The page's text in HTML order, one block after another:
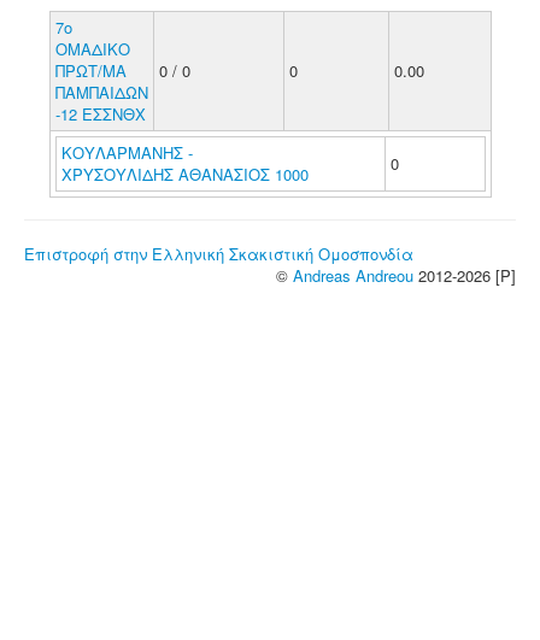
7ο
ΟΜΑΔΙΚΟ
ΠΡΩΤ/ΜΑ
ΠΑΜΠΑΙΔΩΝ
-12 ΕΣΣΝΘΧ
0 / 0 0 0.00
ΚΟΥΛΑΡΜΑΝΗΣ -
ΧΡΥΣΟΥΛΙΔΗΣ ΑΘΑΝΑΣΙΟΣ 1000
0
Επιστροφή στην Ελληνική Σκακιστική Ομοσπονδία
© Andreas Andreou 2012-2026 [P]